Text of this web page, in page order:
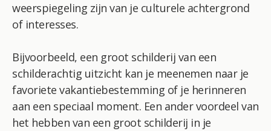
weerspiegeling zijn van je culturele achtergrond
of interesses.
Bijvoorbeeld, een groot schilderij van een
schilderachtig uitzicht kan je meenemen naar je
favoriete vakantiebestemming of je herinneren
aan een speciaal moment. Een ander voordeel van
het hebben van een groot schilderij in je